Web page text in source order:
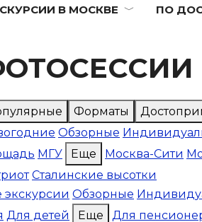
В МОСКВЕ ПО
Форматы
Обзорные
МГУ Еще Москва-Сити
Сталинские высотки
экскурсии Обзорные
Для детей Еще Для